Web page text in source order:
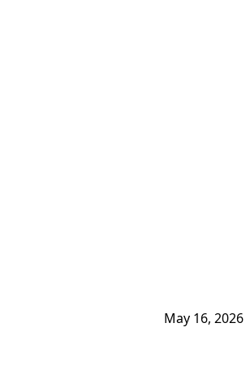
May 16, 2026